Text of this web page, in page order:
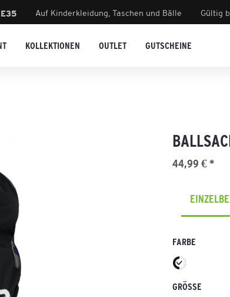
Auf Kinderkleidung, Taschen und Bälle Gültig
KOLLEKTIONEN OUTLET GUTSCHEINE
44,99 € *
FARBE
GRÖSSE